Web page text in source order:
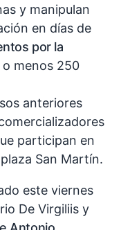
y manipulan
en días de
por la
menos 250
anteriores
participan en
San Martín.
este viernes
De Virgiliis y